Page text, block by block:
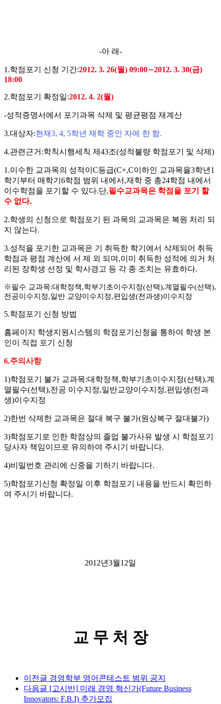
-아 래-
1.학점포기 신청 기간:2012. 3. 26(월) 09:00∼2012. 3. 30(금)
18:00
2.학점포기 확정일:2012. 4. 2(월)
-성적증명서에서 포기과목 삭제 및 평균평점 재계산
3.대상자:현재3, 4, 5학년 재학 중인 자에 한 함.
4.관련근거 :학칙시행세칙 제 43조(성적불량 학점포기 및 삭제 )
1.이수한 교과목의 성적이 C등급(C+,C이하인 교과목을3학년 1
학기부터 매학기 6학점 범위 내에서 ,재학 중 총24학점 내에서
이수학점을 포기할 수 있다.단,필수교과목은 학점을 포기 할
수 없다.
2.학생의 신청으로 학점포기 된 과목의 교과목은 복원 처리 되
지 않는다.
3.성적을 포기한 교과목은 기 취득한 학기에서 삭제되어 취득
학점과 평점 계산에 서 제 외 되며 ,이미 취득한 성적에 의거 처
리된 장학생 선정 및 학사경고 등 각 종 조치는 유효하다.
※필수 교과목:대학정책,학부기초이수지정(선택),계열필수(선택),
전공이수지정,일반 교양이수지정,편입생(전과생)이수지정
5.학점포기 신청 방법
홈페이지 학생지원시스템의 학점포기신청을 통하여 학생 본
인이 직접 포기 신청
6.주의사항
1)학점포기 불가 교과목:대학정책,학부기초이수지정(선택),계
열필수(선택),전공 이수지정,일반교양이수지정,편입생(전과
생)이수지정
2)한번 삭제한 교과목은 절대 복구 불가(원상복구 절대불가)
3)학점포기로 인한 학점상의 졸업 불가사유 발생 시 학점포기
당사자 책임이므로 유의하여 주시기 바랍니다.
4)비밀번호 관리에 신중을 기하기 바랍니다.
5)학점포기신청 확정일 이후 학점포기 내용을 반드시 확인하
여 주시기 바랍니다.
2012년3월12일
교 무 처 장
이전글 경영학부 영어콘테스트 범위 공지
다음글 [고시반] 미래 경영 혁신가(Future Business
Innovators: F.B.I) 추가모집